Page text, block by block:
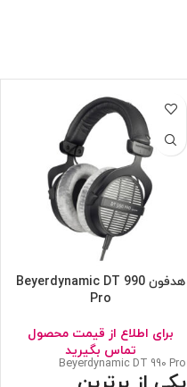
هدفون Beyerdynamic DT 990
Pro
برای اطلاع از قیمت محصول
تماس بگیرید
Beyerdynamic DT 990 Pro